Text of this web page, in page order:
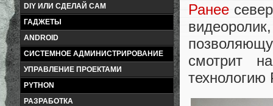
DIY ИЛИ СДЕЛАЙ САМ
ГАДЖЕТЫ
ANDROID
СИСТЕМНОЕ АДМИНИСТРИРОВАНИЕ
УПРАВЛЕНИЕ ПРОЕКТАМИ
PYTHON
РАЗРАБОТКА
Ранее
смотрит
технологию